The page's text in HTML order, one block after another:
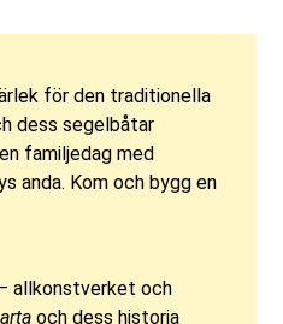
för den traditionella
dess segelbåtar
familjedag med
anda. Kom och bygg en
allkonstverket och
och dess historia